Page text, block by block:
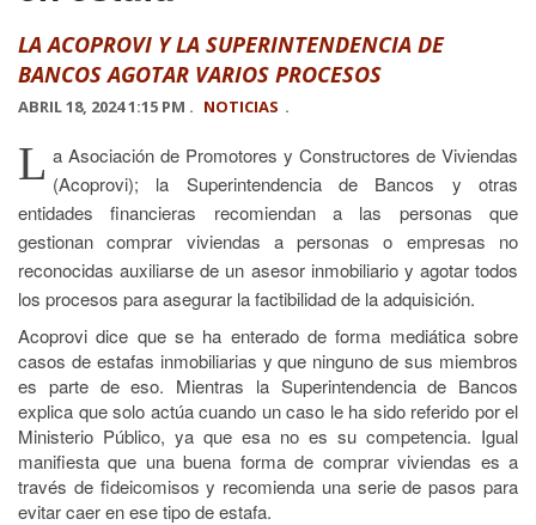
LA ACOPROVI Y LA SUPERINTENDENCIA DE
BANCOS AGOTAR VARIOS PROCESOS
ABRIL 18, 2024 1:15 PM . NOTICIAS .
L a Asociación de Promotores y Constructores de Viviendas
(Acoprovi); la Superintendencia de Bancos y otras
entidades financieras recomiendan a las personas que
gestionan comprar viviendas a personas o empresas no
reconocidas auxiliarse de un asesor inmobiliario y agotar todos
los procesos para asegurar la factibilidad de la adquisición.
Acoprovi dice que se ha enterado de forma mediática sobre
casos de estafas inmobiliarias y que ninguno de sus miembros
es parte de eso. Mientras la Superintendencia de Bancos
explica que solo actúa cuando un caso le ha sido referido por el
Ministerio Público, ya que esa no es su competencia. Igual
manifiesta que una buena forma de comprar viviendas es a
través de fideicomisos y recomienda una serie de pasos para
evitar caer en ese tipo de estafa.